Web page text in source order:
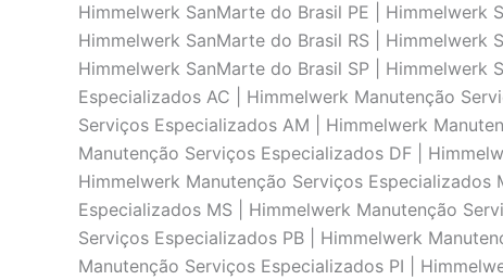
Himmelwerk SanMarte do Brasil PE | Himmelwerk
Himmelwerk SanMarte do Brasil RS | Himmelwerk
Himmelwerk SanMarte do Brasil SP | Himmelwerk
Especializados AC | Himmelwerk Manutenção
Serviços Especializados AM | Himmelwerk
Manutenção Serviços Especializados DF |
Himmelwerk Manutenção Serviços
Especializados MS | Himmelwerk Manutenção
Serviços Especializados PB | Himmelwerk
Manutenção Serviços Especializados PI |